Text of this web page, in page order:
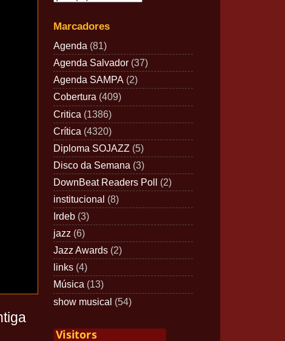
Marcadores
Agenda (81)
Agenda Salvador (37)
Agenda SAMPA (2)
Cobertura (409)
Critica (1386)
Crítica (4320)
Diploma SOJAZZ (5)
Disco da Semana (3)
DownBeat Readers Poll (2)
institucional (8)
Irdeb (3)
jazz (6)
Jazz Awards (2)
links (4)
Música (13)
show musical (54)